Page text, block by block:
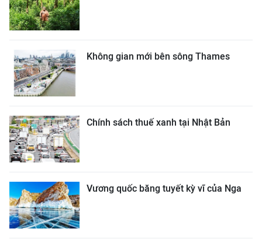
Không gian mới bên sông Thames
Chính sách thuế xanh tại Nhật Bản
Vương quốc băng tuyết kỳ vĩ của Nga